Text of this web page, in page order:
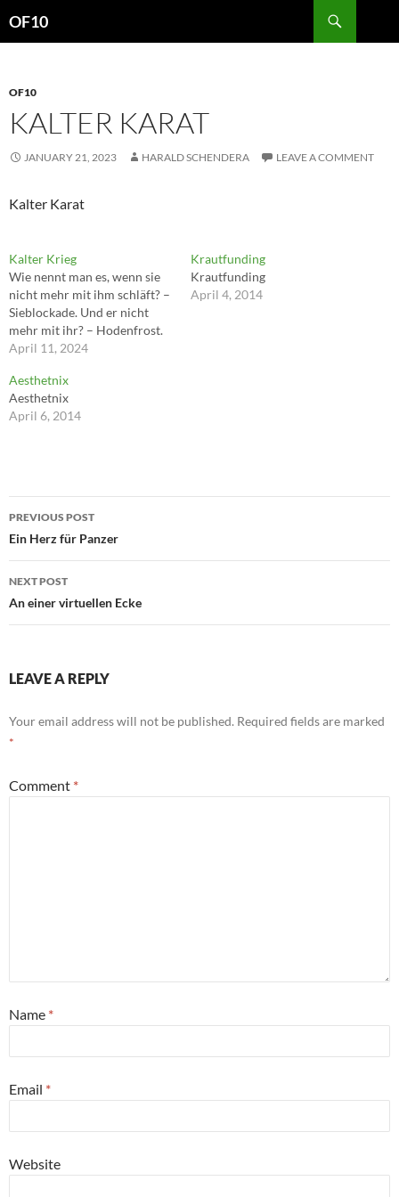
OF10
OF10
KALTER KARAT
JANUARY 21, 2023 HARALD SCHENDERA LEAVE A COMMENT
Kalter Karat
Kalter Krieg
Wie nennt man es, wenn sie
nicht mehr mit ihm schläft? –
Sieblockade. Und er nicht
mehr mit ihr? – Hodenfrost.
April 11, 2024
Krautfunding
Krautfunding
April 4, 2014
Aesthetnix
Aesthetnix
April 6, 2014
Post
navigation
PREVIOUS POST
Ein Herz für Panzer
NEXT POST
An einer virtuellen Ecke
LEAVE A REPLY
Your email address will not be published. Required fields are marked
*
Comment *
Name *
Email *
Website